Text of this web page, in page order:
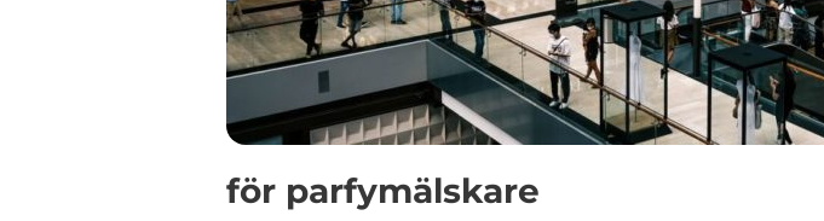
för parfymälskare